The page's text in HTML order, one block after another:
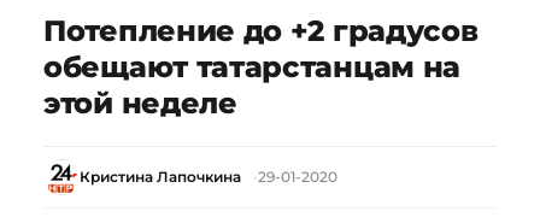
Потепление до +2 градусов
обещают татарстанцам на
этой неделе
Кристина Лапочкина 29-01-2020